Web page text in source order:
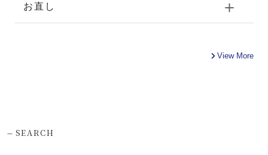
お直し
View More
-SEARCH